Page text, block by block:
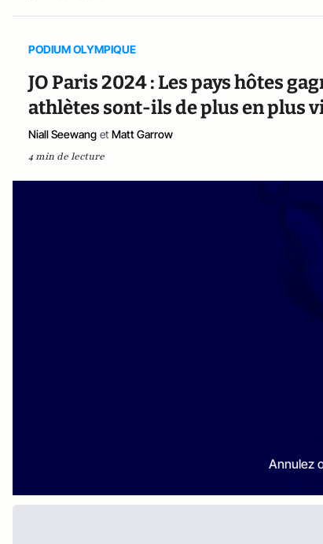
PODIUM OLYMPIQUE
JO Paris 2024 : Les pays hôtes
athlètes sont-ils de plus en plus
Niall Seewang et Matt Garrow
4 min de lecture
Annulez